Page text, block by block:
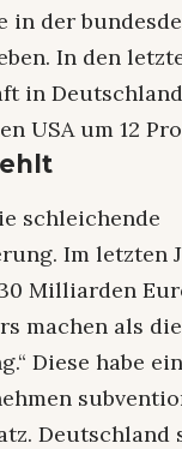
in der
In den
in
USA um 12
schleichende
Im letzten
Milliarden
machen als die
Diese habe
Deutschland